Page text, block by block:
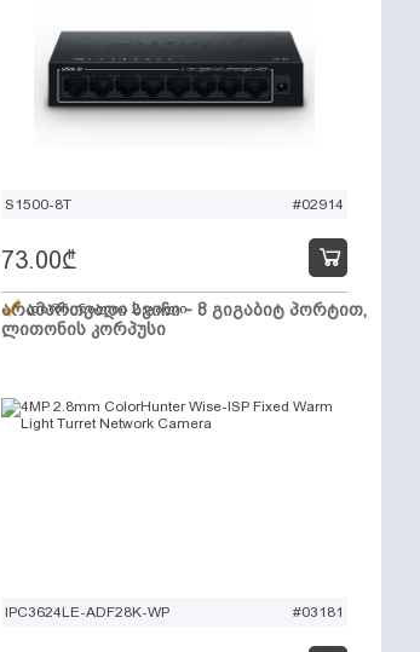
S1500-8T #02914
არამართვადი სვიჩი - 8 გიგაბიტ პორტით,
ლითონის კორპუსი
73.00₾
დარჩენილია 2 ცალი
IPC3624LE-ADF28K-WP #03181